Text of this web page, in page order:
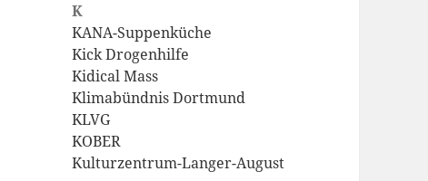
K
KANA-Suppenküche
Kick Drogenhilfe
Kidical Mass
Klimabündnis Dortmund
KLVG
KOBER
Kulturzentrum-Langer-August